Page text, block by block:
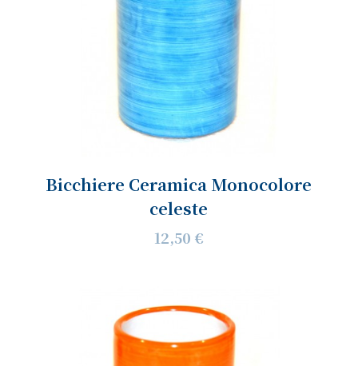
Bicchiere Ceramica Monocolore
celeste
12,50 €